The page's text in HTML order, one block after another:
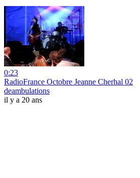
0:23
RadioFrance Octobre Jeanne Cherhal 02
deambulations
il y a 20 ans